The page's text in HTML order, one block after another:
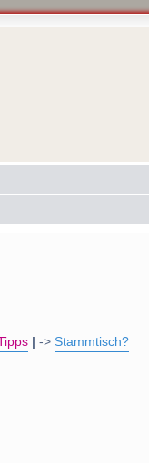
-> Stammtisch?